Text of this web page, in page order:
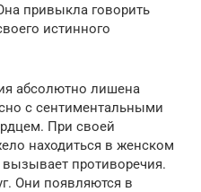
привыкла говорить
истинного
абсолютно лишена
с сентиментальными
При своей
находиться в женском
вызывает противоречия.
Они появляются в